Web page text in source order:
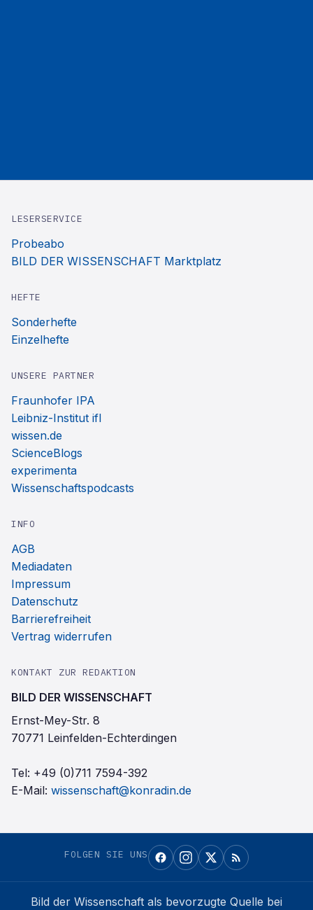
LESERSERVICE
Probeabo
BILD DER WISSENSCHAFT Marktplatz
HEFTE
Sonderhefte
Einzelhefte
UNSERE PARTNER
Fraunhofer IPA
Leibniz-Institut ifl
wissen.de
ScienceBlogs
experimenta
Wissenschaftspodcasts
INFO
AGB
Mediadaten
Impressum
Datenschutz
Barrierefreiheit
Vertrag widerrufen
KONTAKT ZUR REDAKTION
BILD DER WISSENSCHAFT
Ernst-Mey-Str. 8
70771 Leinfelden-Echterdingen
Tel: +49 (0)711 7594-392
E-Mail: wissenschaft@konradin.de
FOLGEN SIE UNS
Bild der Wissenschaft als bevorzugte Quelle bei